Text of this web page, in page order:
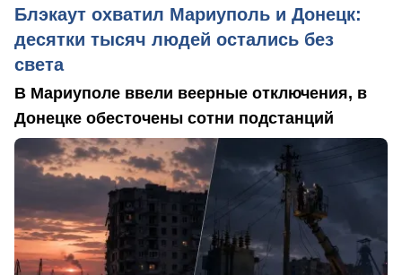
Блэкаут охватил Мариуполь и Донецк:
десятки тысяч людей остались без
света
В Мариуполе ввели веерные отключения, в
Донецке обесточены сотни подстанций